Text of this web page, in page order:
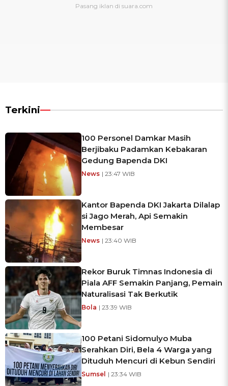
Terkini
100 Personel Damkar Masih
Berjibaku Padamkan Kebakaran
Gedung Bapenda DKI
News | 23:47 WIB
Kantor Bapenda DKI Jakarta Dilalap
si Jago Merah, Api Semakin
Membesar
News | 23:40 WIB
Rekor Buruk Timnas Indonesia di
Piala AFF Semakin Panjang, Pemain
Naturalisasi Tak Berkutik
Bola | 23:39 WIB
100 Petani Sidomulyo Muba
Serahkan Diri, Bela 4 Warga yang
Dituduh Mencuri di Kebun Sendiri
Sumsel | 23:34 WIB